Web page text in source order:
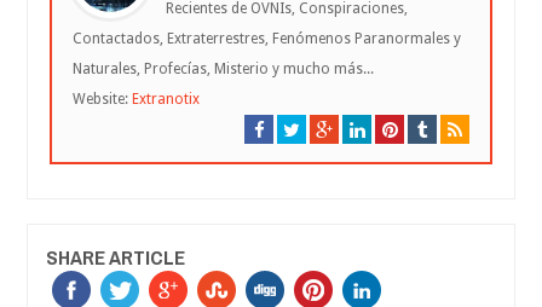
Recientes de OVNIs, Conspiraciones,
Contactados, Extraterrestres, Fenómenos Paranormales y
Naturales, Profecías, Misterio y mucho más...
Website: Extranotix
SHARE ARTICLE